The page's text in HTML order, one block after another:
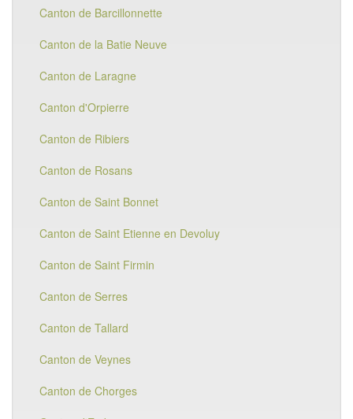
Canton de Barcillonnette
Canton de la Batie Neuve
Canton de Laragne
Canton d'Orpierre
Canton de Ribiers
Canton de Rosans
Canton de Saint Bonnet
Canton de Saint Etienne en Devoluy
Canton de Saint Firmin
Canton de Serres
Canton de Tallard
Canton de Veynes
Canton de Chorges